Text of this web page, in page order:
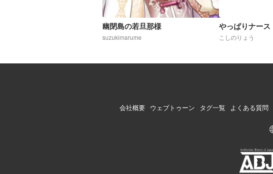
幽閉島の若旦那様
suzukimarume
やっぱりナース
こしのりょう
会社概要 ウェブトゥーン タグ一覧 よくある質問